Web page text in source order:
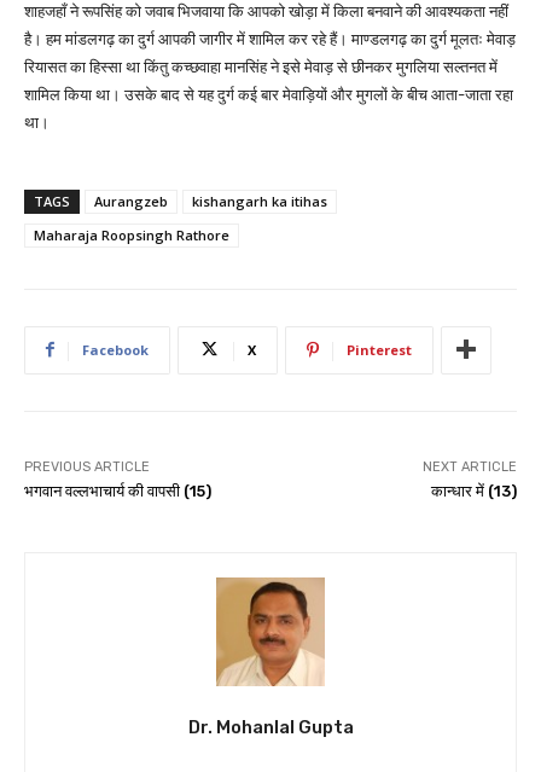
शाहजहाँ ने रूपसिंह को जवाब भिजवाया कि आपको खोड़ा में किला बनवाने की आवश्यकता नहीं
है। हम मांडलगढ़ का दुर्ग आपकी जागीर में शामिल कर रहे हैं। माण्डलगढ़ का दुर्ग मूलतः मेवाड़
रियासत का हिस्सा था किंतु कच्छवाहा मानसिंह ने इसे मेवाड़ से छीनकर मुगलिया सल्तनत में
शामिल किया था। उसके बाद से यह दुर्ग कई बार मेवाड़ियों और मुगलों के बीच आता-जाता रहा
था।
TAGS Aurangzeb
kishangarh ka itihas
Maharaja Roopsingh Rathore
Facebook X Pinterest
PREVIOUS ARTICLE
भगवान वल्लभाचार्य की वापसी (15)
NEXT ARTICLE
कान्धार में (13)
Dr. Mohanlal Gupta